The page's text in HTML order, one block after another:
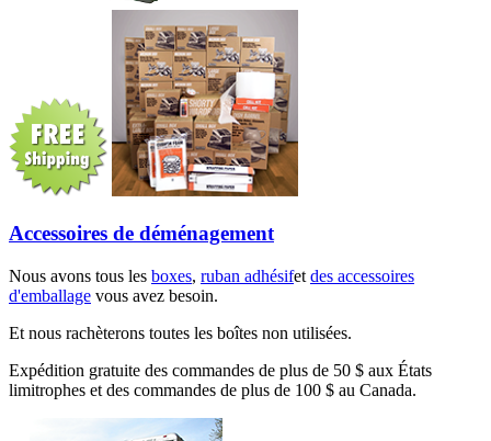
Accessoires de déménagement
Nous avons tous les boxes, ruban adhésifet des accessoires
d'emballage vous avez besoin.
Et nous rachèterons toutes les boîtes non utilisées.
Expédition gratuite des commandes de plus de 50 $ aux États
limitrophes et des commandes de plus de 100 $ au Canada.